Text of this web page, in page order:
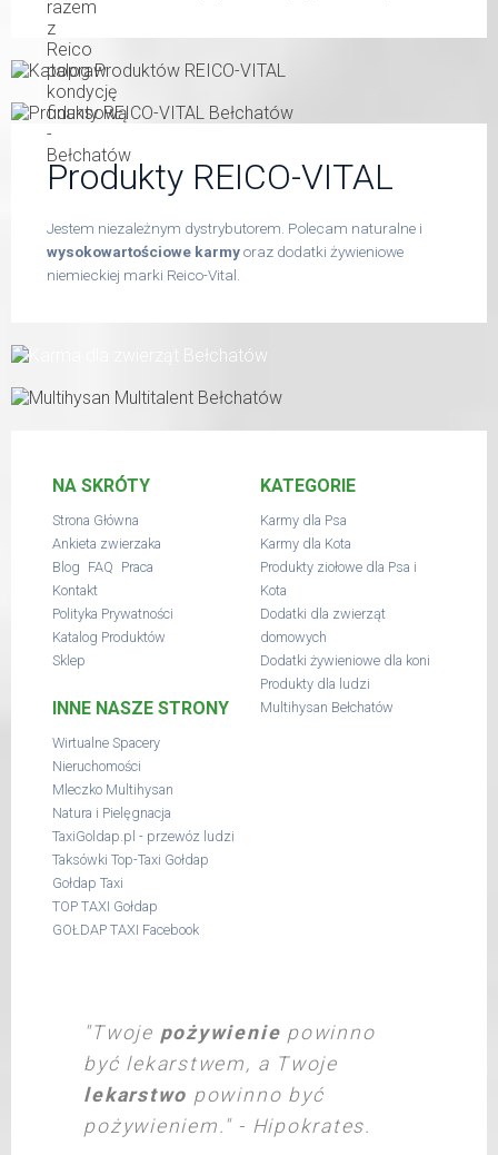
Produkty REICO-VITAL
Jestem niezależnym dystrybutorem. Polecam naturalne i
wysokowartościowe karmyoraz dodatki żywieniowe
niemieckiej marki Reico-Vital.
NA SKRÓTY
Strona Główna
Ankieta zwierzaka
Blog FAQ Praca
Kontakt
Polityka Prywatności
Katalog Produktów
Sklep
INNE NASZE STRONY
Wirtualne Spacery
Nieruchomości
Mleczko Multihysan
Natura i Pielęgnacja
TaxiGoldap.pl - przewóz ludzi
Taksówki Top-Taxi Gołdap
Gołdap Taxi
TOP TAXI Gołdap
GOŁDAP TAXI Facebook
KATEGORIE
Karmy dla Psa
Karmy dla Kota
Produkty ziołowe dla Psa i
Kota
Dodatki dla zwierząt
domowych
Dodatki żywieniowe dla koni
Produkty dla ludzi
Multihysan Bełchatów
"Twoje pożywienie powinno
być lekarstwem, a Twoje
lekarstwo powinno być
pożywieniem." - Hipokrates.